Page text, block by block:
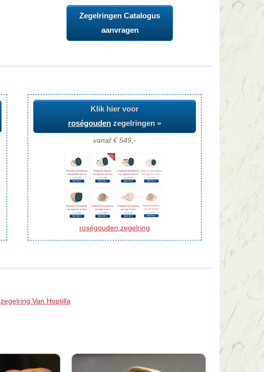
Zegelringen Catalogus
aanvragen
Klik hier voor
roségouden zegelringen »
vanaf € 549,-
roségouden zegelring
zegelring Van Hoptilla